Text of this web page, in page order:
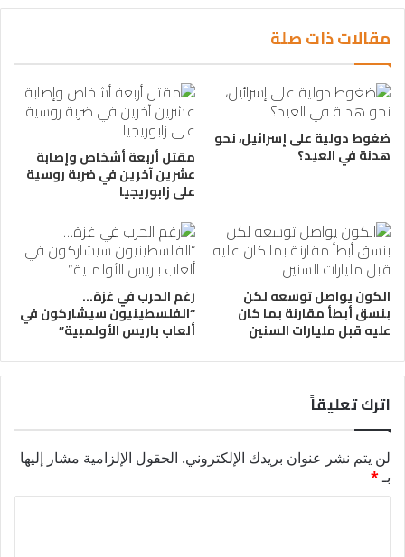
مقالات ذات صلة
ضغوط دولية على إسرائيل، نحو
هدنة في العيد؟ مقتل أربعة أشخاص وإصابة
عشرين آخرين في ضربة روسية
على زابوريجيا
الكون يواصل توسعه لكن
بنسق أبطأ مقارنة بما كان
عليه قبل مليارات السنين
رغم الحرب في غزة…
“الفلسطينيون سيشاركون في
ألعاب باريس الأولمبية”
اترك تعليقاً
لن يتم نشر عنوان بريدك الإلكتروني. الحقول الإلزامية مشار إليها
بـ*